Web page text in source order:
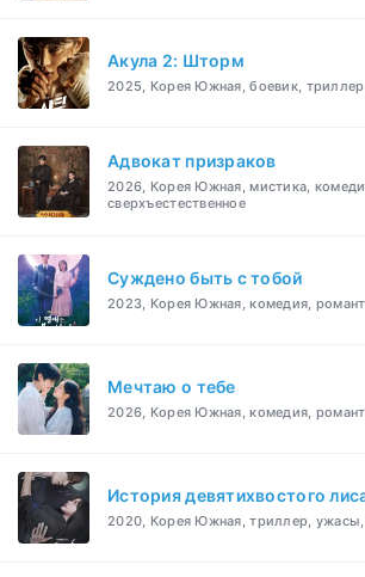
Акула 2: Шторм
2025, Корея Южная, боевик,
Адвокат призраков
2026, Корея Южная, мистика,
сверхъестественное
Суждено быть с тобой
2023, Корея Южная, комедия,
Мечтаю о тебе
2026, Корея Южная, комедия,
История девятихвостого
2020, Корея Южная, триллер, ужасы,